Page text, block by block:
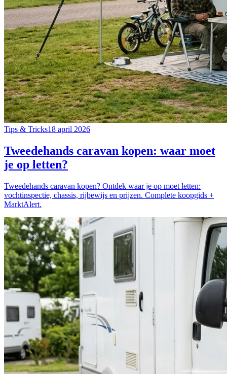
Tips & Tricks18 april 2026
Tweedehands caravan kopen: waar moet
je op letten?
Tweedehands caravan kopen? Ontdek waar je op moet letten:
vochtinspectie, chassis, rijbewijs en prijzen. Complete koopgids +
MarktAlert.